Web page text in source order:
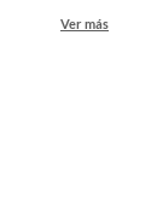
Ver más